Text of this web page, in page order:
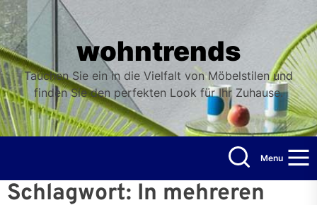
Skip
to
the
content
wohntrends
Tauchen Sie ein in die Vielfalt von Möbelstilen und
finden Sie den perfekten Look für Ihr Zuhause.
Menu
Schlagwort: In mehreren